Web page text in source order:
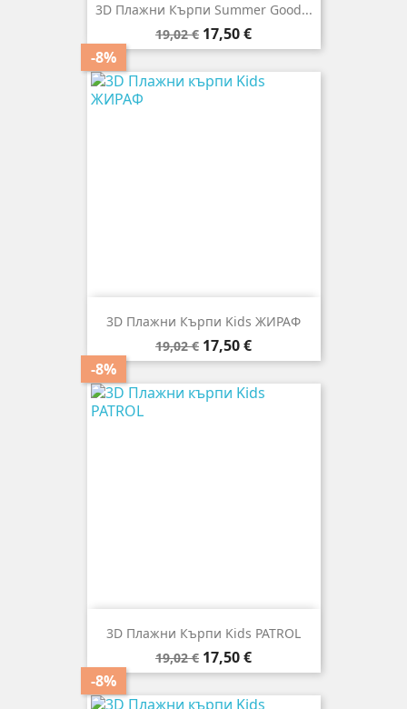
3D Плажни Кърпи Summer Good...
Редовна
цена
19,02 €
-8%
Цена
17,50 €
3D Плажни Кърпи Kids ЖИРАФ
Редовна
цена
19,02 €
-8%
Цена
17,50 €
3D Плажни Кърпи Kids PATROL
Редовна
цена
19,02 €
-8%
Цена
17,50 €